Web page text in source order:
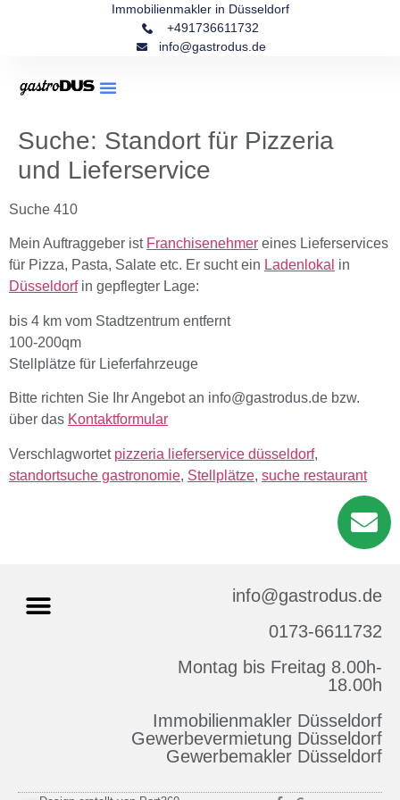
Immobilienmakler in Düsseldorf
info@gastrodus.de
+491736611732
Suche: Standort für Pizzeria
und Lieferservice
Suche 410
Mein Auftraggeber ist Franchisenehmer eines Lieferservices
für Pizza, Pasta, Salate etc. Er sucht ein Ladenlokal in
Düsseldorfin gepflegter Lage:
bis 4 km vom Stadtzentrum entfernt
100-200qm
Stellplätze für Lieferfahrzeuge
Bitte richten Sie Ihr Angebot an info@gastrodus.de bzw.
über das Kontaktformular
Verschlagwortet pizzeria lieferservice düsseldorf,
standortsuche gastronomie, Stellplätze, suche restaurant
info@gastrodus.de
0173-6611732
Montag bis Freitag 8.00h-
18.00h
Immobilienmakler Düsseldorf
Gewerbevermietung Düsseldorf
Gewerbemakler Düsseldorf